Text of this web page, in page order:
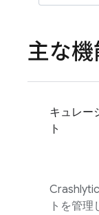
主な
キュレー
ト
トを管理